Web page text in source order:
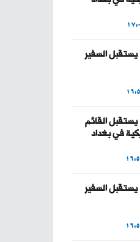
يستقبل السفير
يستقبل القائم
في بغداد
يستقبل السفير